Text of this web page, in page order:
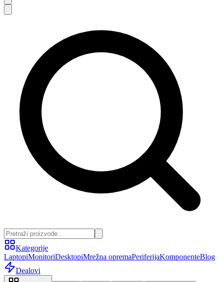
Kategorije
LaptopiMonitoriDesktopiMrežna opremaPeriferijaKomponenteBlog
Dealovi